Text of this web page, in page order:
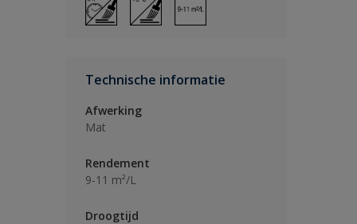
Technische informatie
Afwerking
Mat
Rendement
9-11 m²/L
Droogtijd